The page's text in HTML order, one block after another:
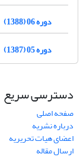
دوره 06 (1388)
دوره 05 (1387)
دسترسی سریع
صفحه اصلی
درباره نشریه
اعضای هیات تحریریه
ارسال مقاله